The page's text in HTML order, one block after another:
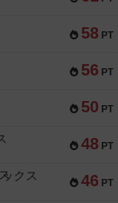
58 PT
56 PT
50 PT
48 PT
46 PT
クス